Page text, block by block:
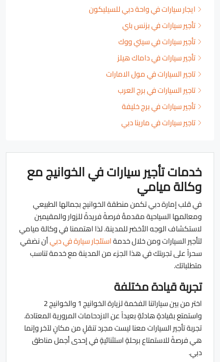
ايجار سيارات في واحة دبي للسيليكون
تأجير سيارات في بزنس باي
تأجير سيارات في سيتي ووك
تأجير سيارات في داماك هيلز
تاجير السيارات في مول الامارات
تاجير السيارات في برج العرب
تأجير سيارات في برج خليفة
تاجير سيارات في مارينا دبي
خدمات تأجير سيارات في الخوانيج مع
وكالة ميامي
في قلب إمارة دبي تكمن منطقة الخوانيج بجمالها الطبيعي
ومعالمها السياحية مقدمةُ فرصةً فريدةً للزوار والمقيمين
لاستكشاف الوجه الأخضر للمدينة. لذا اهتممنا في وكالة ميامي
لتأجير السيارات ومن خلال خدمةاستئجار سيارة في دبيأن نضفي
سحراً على تجربتك في هذا الجزء من المدينة مع خدمة تناسب
متطلباتك.
تجربة قيادة مختلفة
اختر من بين سياراتنا الفخمة لزيارة الخوانيج 1 والخوانيج 2
واستمتع بقيادةٍ هادئةٍ بعيداً عن الازدحامات المرورية المعتادة.
تجربة تأجير السيارات معنا ليست مجرد تنقلٍ من مكانٍ لآخر وإنما
هي فرصةً للاستمتاع برحلةٍ استثنائيةٍ في إحدى أجمل مناطق
دبي.